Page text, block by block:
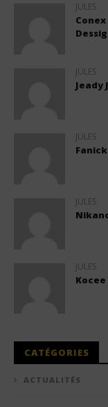
JULES
JULES
Jeady
JULES
JULES
JULES
CATÉGORIES
ACTUALITÉS